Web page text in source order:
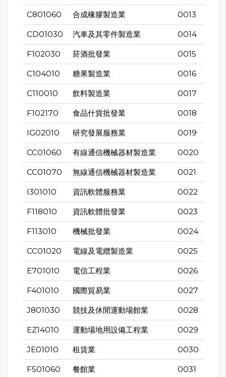
C801060 合成橡膠製造業 0013
CD01030 汽車及其零件製造業 0014
F102030 菸酒批發業 0015
C104010 糖果製造業 0016
C110010 飲料製造業 0017
F102170 食品什貨批發業 0018
IG02010 研究發展服務業 0019
CC01060 有線通信機械器材製造業 0020
CC01070 無線通信機械器材製造業 0021
I301010 資訊軟體服務業 0022
F118010 資訊軟體批發業 0023
F113010 機械批發業 0024
CC01020 電線及電纜製造業 0025
E701010 電信工程業 0026
F401010 國際貿易業 0027
J801030 競技及休閒運動場館業 0028
EZ14010 運動場地用設備工程業 0029
JE01010 租賃業 0030
F501060 餐館業 0031